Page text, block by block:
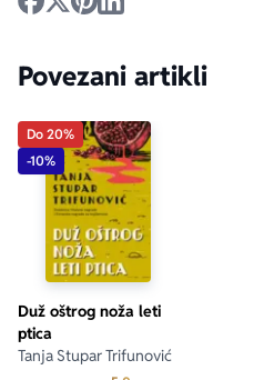
Povezani artikli
Do 20%
-10%
Duž oštrog noža leti
ptica
Tanja Stupar Trifunović